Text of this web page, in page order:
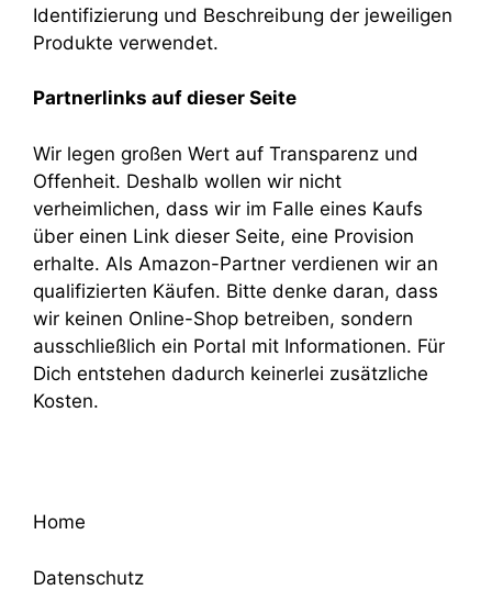
Identifizierung und Beschreibung der jeweiligen
Produkte verwendet.
Partnerlinks auf dieser Seite
Wir legen großen Wert auf Transparenz und
Offenheit. Deshalb wollen wir nicht
verheimlichen, dass wir im Falle eines Kaufs
über einen Link dieser Seite, eine Provision
erhalte. Als Amazon-Partner verdienen wir an
qualifizierten Käufen. Bitte denke daran, dass
wir keinen Online-Shop betreiben, sondern
ausschließlich ein Portal mit Informationen. Für
Dich entstehen dadurch keinerlei zusätzliche
Kosten.
Home
Datenschutz